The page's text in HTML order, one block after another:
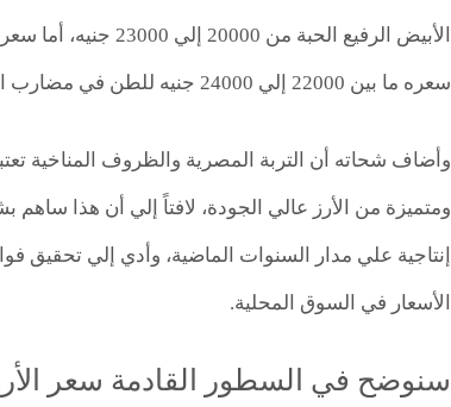
الأبيض الرفيع الحبة من
سعره ما بين 22000 إلي 24000 جنيه للطن في مضارب الأرز.
وأضاف شحاته أن التربة المصرية والظروف المناخية
ومتميزة من الأرز عالي الجودة، لافتاً إلي أن هذا
إنتاجية علي مدار السنوات الماضية، وأدي إلي تحقيق
الأسعار في السوق المحلية.